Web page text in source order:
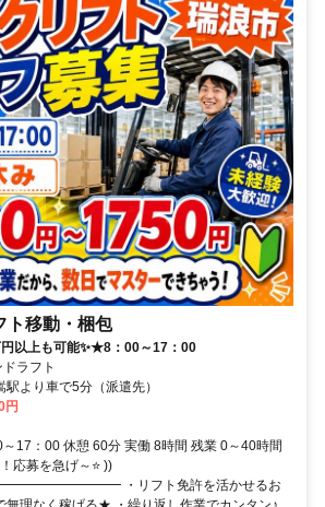
ト移動・梱包
以上も可能✨★8：00～17：00
ラフト
より車で5分（派遣先）
円
17：00 休憩 60分 実働 8時間 残業 0～40時間
応募を急げ～⭐ ))
・リフト免許を活かせるお